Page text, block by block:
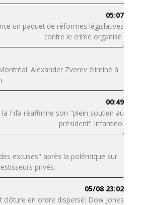
05:07
un paquet de réformes législatives
contre le crime organisé
Alexander Zverev éliminé à
00:49
la Fifa réaffirme son "plein soutien au
président" Infantino.
excuses" après la polémique sur
privés.
05/08 23:02
clôture en ordre dispersé: Dow Jones